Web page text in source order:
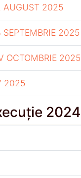
AUGUST 2025
SEPTEMBRIE 2025
OCTOMBRIE 2025
2025
2024